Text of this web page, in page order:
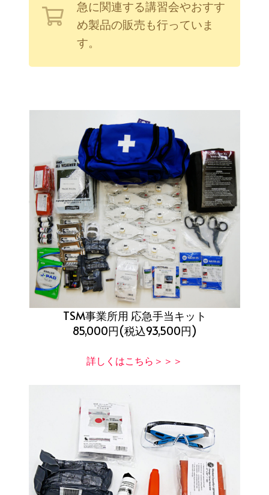
急に関連する講習会やおすす
め製品の販売も行っていま
す。
TSM事業所用 応急手当キット
85,000円(税込93,500円)
詳しくはこちら＞＞＞